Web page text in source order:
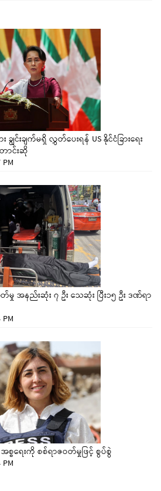
ျွင်းချက်မရှိ လွှတ်ပေးရန် US နိုင်ငံခြားရေး
ာင်းဆို
မှု အနည်းဆုံး ၇ ဦး သေဆုံး ပြီး၁၅ ဦး ဒဏ်ရာ
ရေးကို စစ်ရာဇဝတ်မှုဖြင့် စွပ်စွဲ